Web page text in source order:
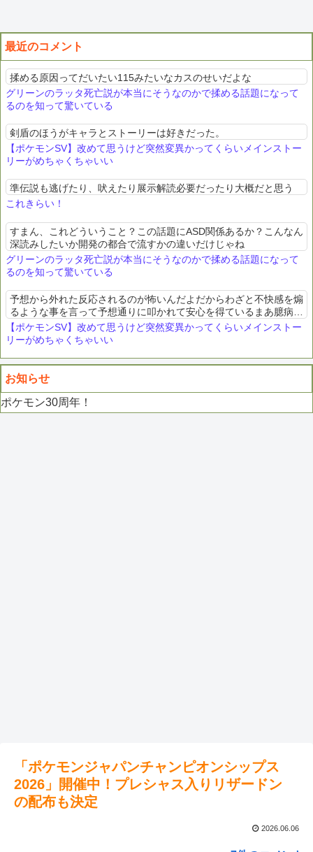
最近のコメント
揉める原因ってだいたい115みたいなカスのせいだよな
グリーンのラッタ死亡説が本当にそうなのかで揉める話題になって
るのを知って驚いている
剣盾のほうがキャラとストーリーは好きだった。
【ポケモンSV】改めて思うけど突然変異かってくらいメインストー
リーがめちゃくちゃいい
準伝説も逃げたり、吠えたり展示解読必要だったり大概だと思う
これきらい！
すまん、これどういうこと？この話題にASD関係あるか？こんなん
深読みしたいか開発の都合で流すかの違いだけじゃね
グリーンのラッタ死亡説が本当にそうなのかで揉める話題になって
るのを知って驚いている
予想から外れた反応されるのが怖いんだよだからわざと不快感を煽
るような事を言って予想通りに叩かれて安心を得ているまあ臆病で
可哀想な奴だから暖かく見守ってやってくれお前は次に「お前の事
だろ」と言う（予防線...
【ポケモンSV】改めて思うけど突然変異かってくらいメインストー
リーがめちゃくちゃいい
お知らせ
ポケモン30周年！
「ポケモンジャパンチャンピオンシップス
2026」開催中！プレシャス入りリザードン
の配布も決定
2026.06.06